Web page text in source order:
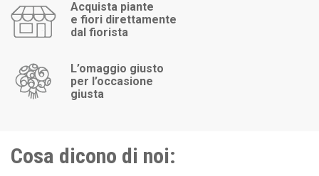
Acquista piante
e fiori direttamente
dal fiorista
L’omaggio giusto
per l’occasione
giusta
Cosa dicono di noi: